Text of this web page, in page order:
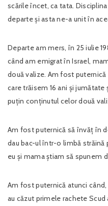
scările încet, ca tata.
departe și asta ne-a unit în
Departe am mers, în 25 iulie
când am emigrat în Israel,
două valize. Am fost
care trăisem 16 ani și
puțin conținutul celor două
Am fost puternică să învăț în
dau bac-ul într-o limbă străină
eu și mama știam să spunem
Am fost puternică atunci
au căzut primele rachete